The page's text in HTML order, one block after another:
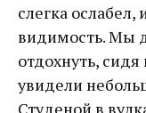
слегка
видимость. Мы
отдохнуть,
увидели
Студеной в